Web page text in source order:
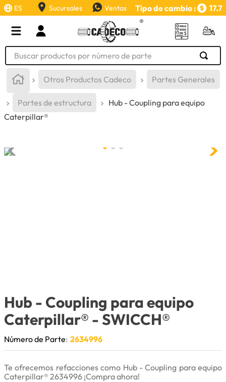
ES Sucursales Ventas Tipo de cambio : 17.7
Buscar productos por número de parte
Otros Productos Cadeco Partes Generales
Partes de estructura
Hub - Coupling para equipo
Caterpillar®
Hub - Coupling para equipo
Caterpillar® - SWICCH®
Número de Parte: 2634996
Te ofrecemos refacciones como Hub - Coupling para equipo
Caterpillar® 2634996 ¡Compra ahora!
TÉRMINOS MÁS BUSCADOS
2 .
aceite